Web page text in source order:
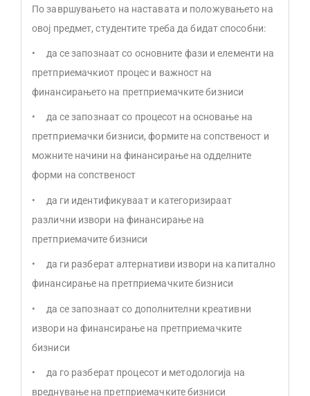
По завршувањето на наставата и положувањето на
овој предмет, студентите треба да бидат способни:
• да се запознаат со основните фази и елементи на
претприемачкиот процес и важност на
финансирањето на претприемачките бизниси
• да се запознаат со процесот на основање на
претприемачки бизниси, формите на сопственост и
можните начини на финансирање на одделните
форми на сопственост
• да ги идентификуваат и категоризираат
различни извори на финансирање на
претприемачите бизниси
• да ги разберат алтернативи извори на капитално
финансирање на претприемачките бизниси
• да се запознаат со дополнителни креативни
извори на финансирање на претприемачките
бизниси
• да го разберат процесот и методологија на
вреднување на претприемачките бизниси